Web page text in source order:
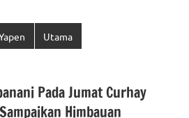
Utama
Pada Jumat Curhay
Himbauan